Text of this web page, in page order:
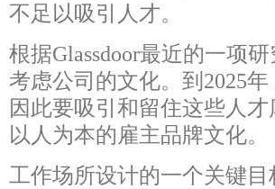
不足以吸引人才。
根据Glassdoor最近的一项
考虑公司的文化。到2025
因此要吸引和留住这些人
以人为本的雇主品牌文化。
工作场所设计的一个关键